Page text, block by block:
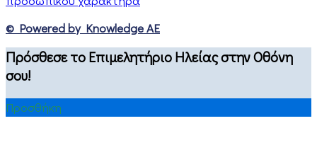
© Powered by Knowledge AE
Πρόσθεσε το Επιμελητήριο Ηλείας στην Οθόνη
σου!
Προσθήκη